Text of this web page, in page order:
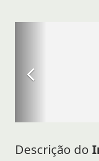
Descrição do